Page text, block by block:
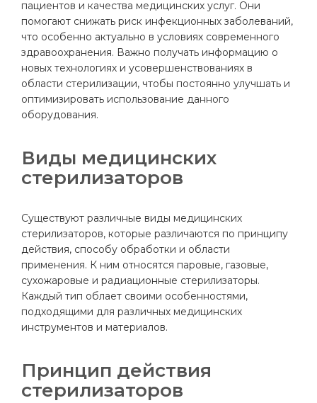
пациентов и качества медицинских услуг. Они
помогают снижать риск инфекционных заболеваний,
что особенно актуально в условиях современного
здравоохранения. Важно получать информацию о
новых технологиях и усовершенствованиях в
области стерилизации, чтобы постоянно улучшать и
оптимизировать использование данного
оборудования.
Виды медицинских
стерилизаторов
Существуют различные виды медицинских
стерилизаторов, которые различаются по принципу
действия, способу обработки и области
применения. К ним относятся паровые, газовые,
сухожаровые и радиационные стерилизаторы.
Каждый тип облает своими особенностями,
подходящими для различных медицинских
инструментов и материалов.
Принцип действия
стерилизаторов